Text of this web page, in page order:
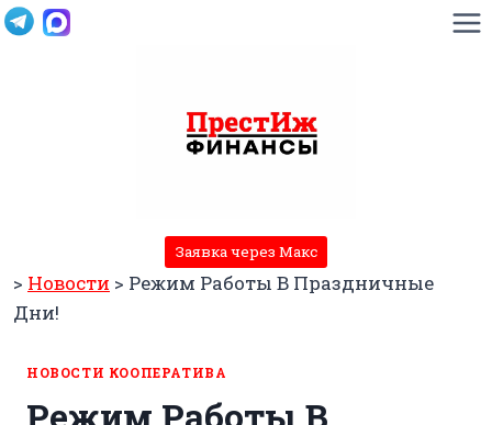
Перейти
Заявка через Макс
> Новости > Режим Работы В Праздничные
Дни!
НОВОСТИ КООПЕРАТИВА
Режим Работы В